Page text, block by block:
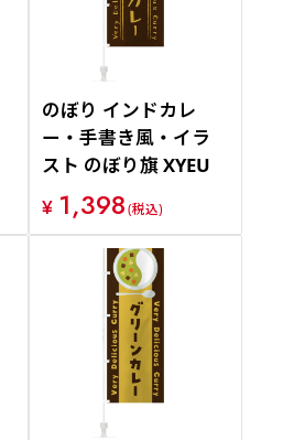
のぼり インドカレ
ー・手書き風・イラ
スト のぼり旗 XYEU
¥ 1,398(税込)